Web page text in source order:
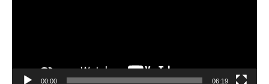
00:00 06:19